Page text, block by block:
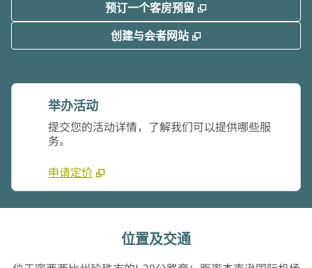
预订一个客房预留 ,
创建与会者网站 ,
举办活动
提交您的活动详情，了解我们可以提供哪些服
务。
申请定价
位置及交通